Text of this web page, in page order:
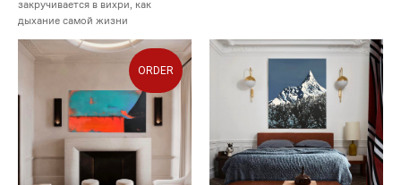
закручивается в вихри, как
дыхание самой жизни
ORDER